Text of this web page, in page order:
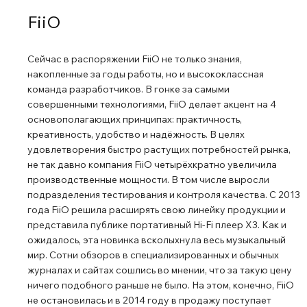
отличие: на одной установлен общий энкодер
громкости с кольцевым цветным индикатором и ИК-
динамик с коническим композитным карбоновым
диффузором (технологии, как и у динамиков акустики
B&W 700-й серии) и NBR подвесом, магнитная система
1,2 Тесла и звуковая катушка 30 мм в диаметре. За
высокие частоты отвечает дюймовый купольный
(композитный шелк) динамик, установленный в
акустической линзе с защитной сеткой на корпусе.
Заявляется, что этот излучатель имеет низкие
искажения на нижней границе диапазона вплоть до 800
Гц. Частота раздела полос (цифровой кроссовер)
довольно высокая — 3,1 кГц. Заявленный частотный
диапазон работы: 65 Гц — 20 кГц. За поканальное
усиление (60 Вт НЧ + 20 Вт ВЧ) в каждой колонке
отвечает микросхема класса D TPA3116D2 от Texas
FiiO
Сейчас в распоряжении FiiO не только знания,
накопленные за годы работы, но и высококлассная
команда разработчиков. В гонке за самыми
совершенными технологиями, FiiO делает акцент на 4
основополагающих принципах: практичность,
креативность, удобство и надёжность. В целях
удовлетворения быстро растущих потребностей рынка,
не так давно компания FiiO четырёхкратно увеличила
производственные мощности. В том числе выросли
подразделения тестирования и контроля качества. С 2013
года FiiO решила расширять свою линейку продукции и
представила публике портативный Hi-Fi плеер X3. Как и
ожидалось, эта новинка всколыхнула весь музыкальный
мир. Сотни обзоров в специализированных и обычных
журналах и сайтах сошлись во мнении, что за такую цену
ничего подобного раньше не было. На этом, конечно, FiiO
не остановилась и в 2014 году в продажу поступает